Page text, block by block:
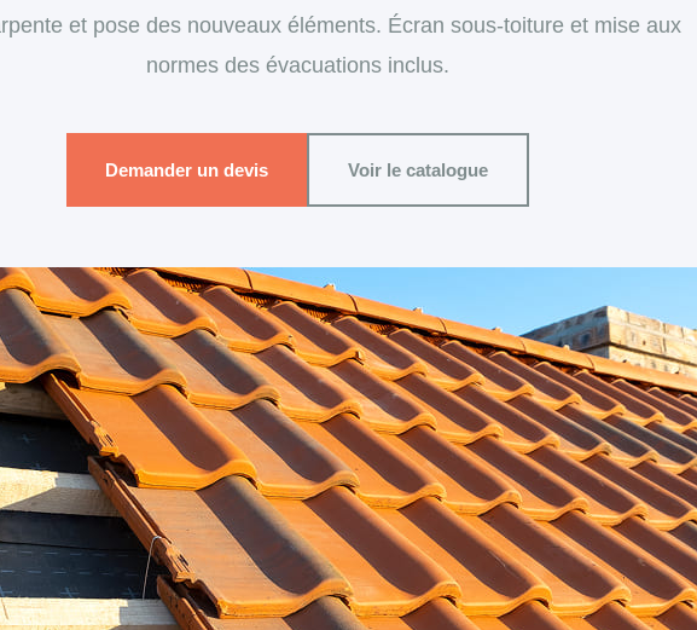
et pose des nouveaux éléments. Écran sous-toiture et mise aux
normes des évacuations inclus.
Demander un devis Voir le catalogue